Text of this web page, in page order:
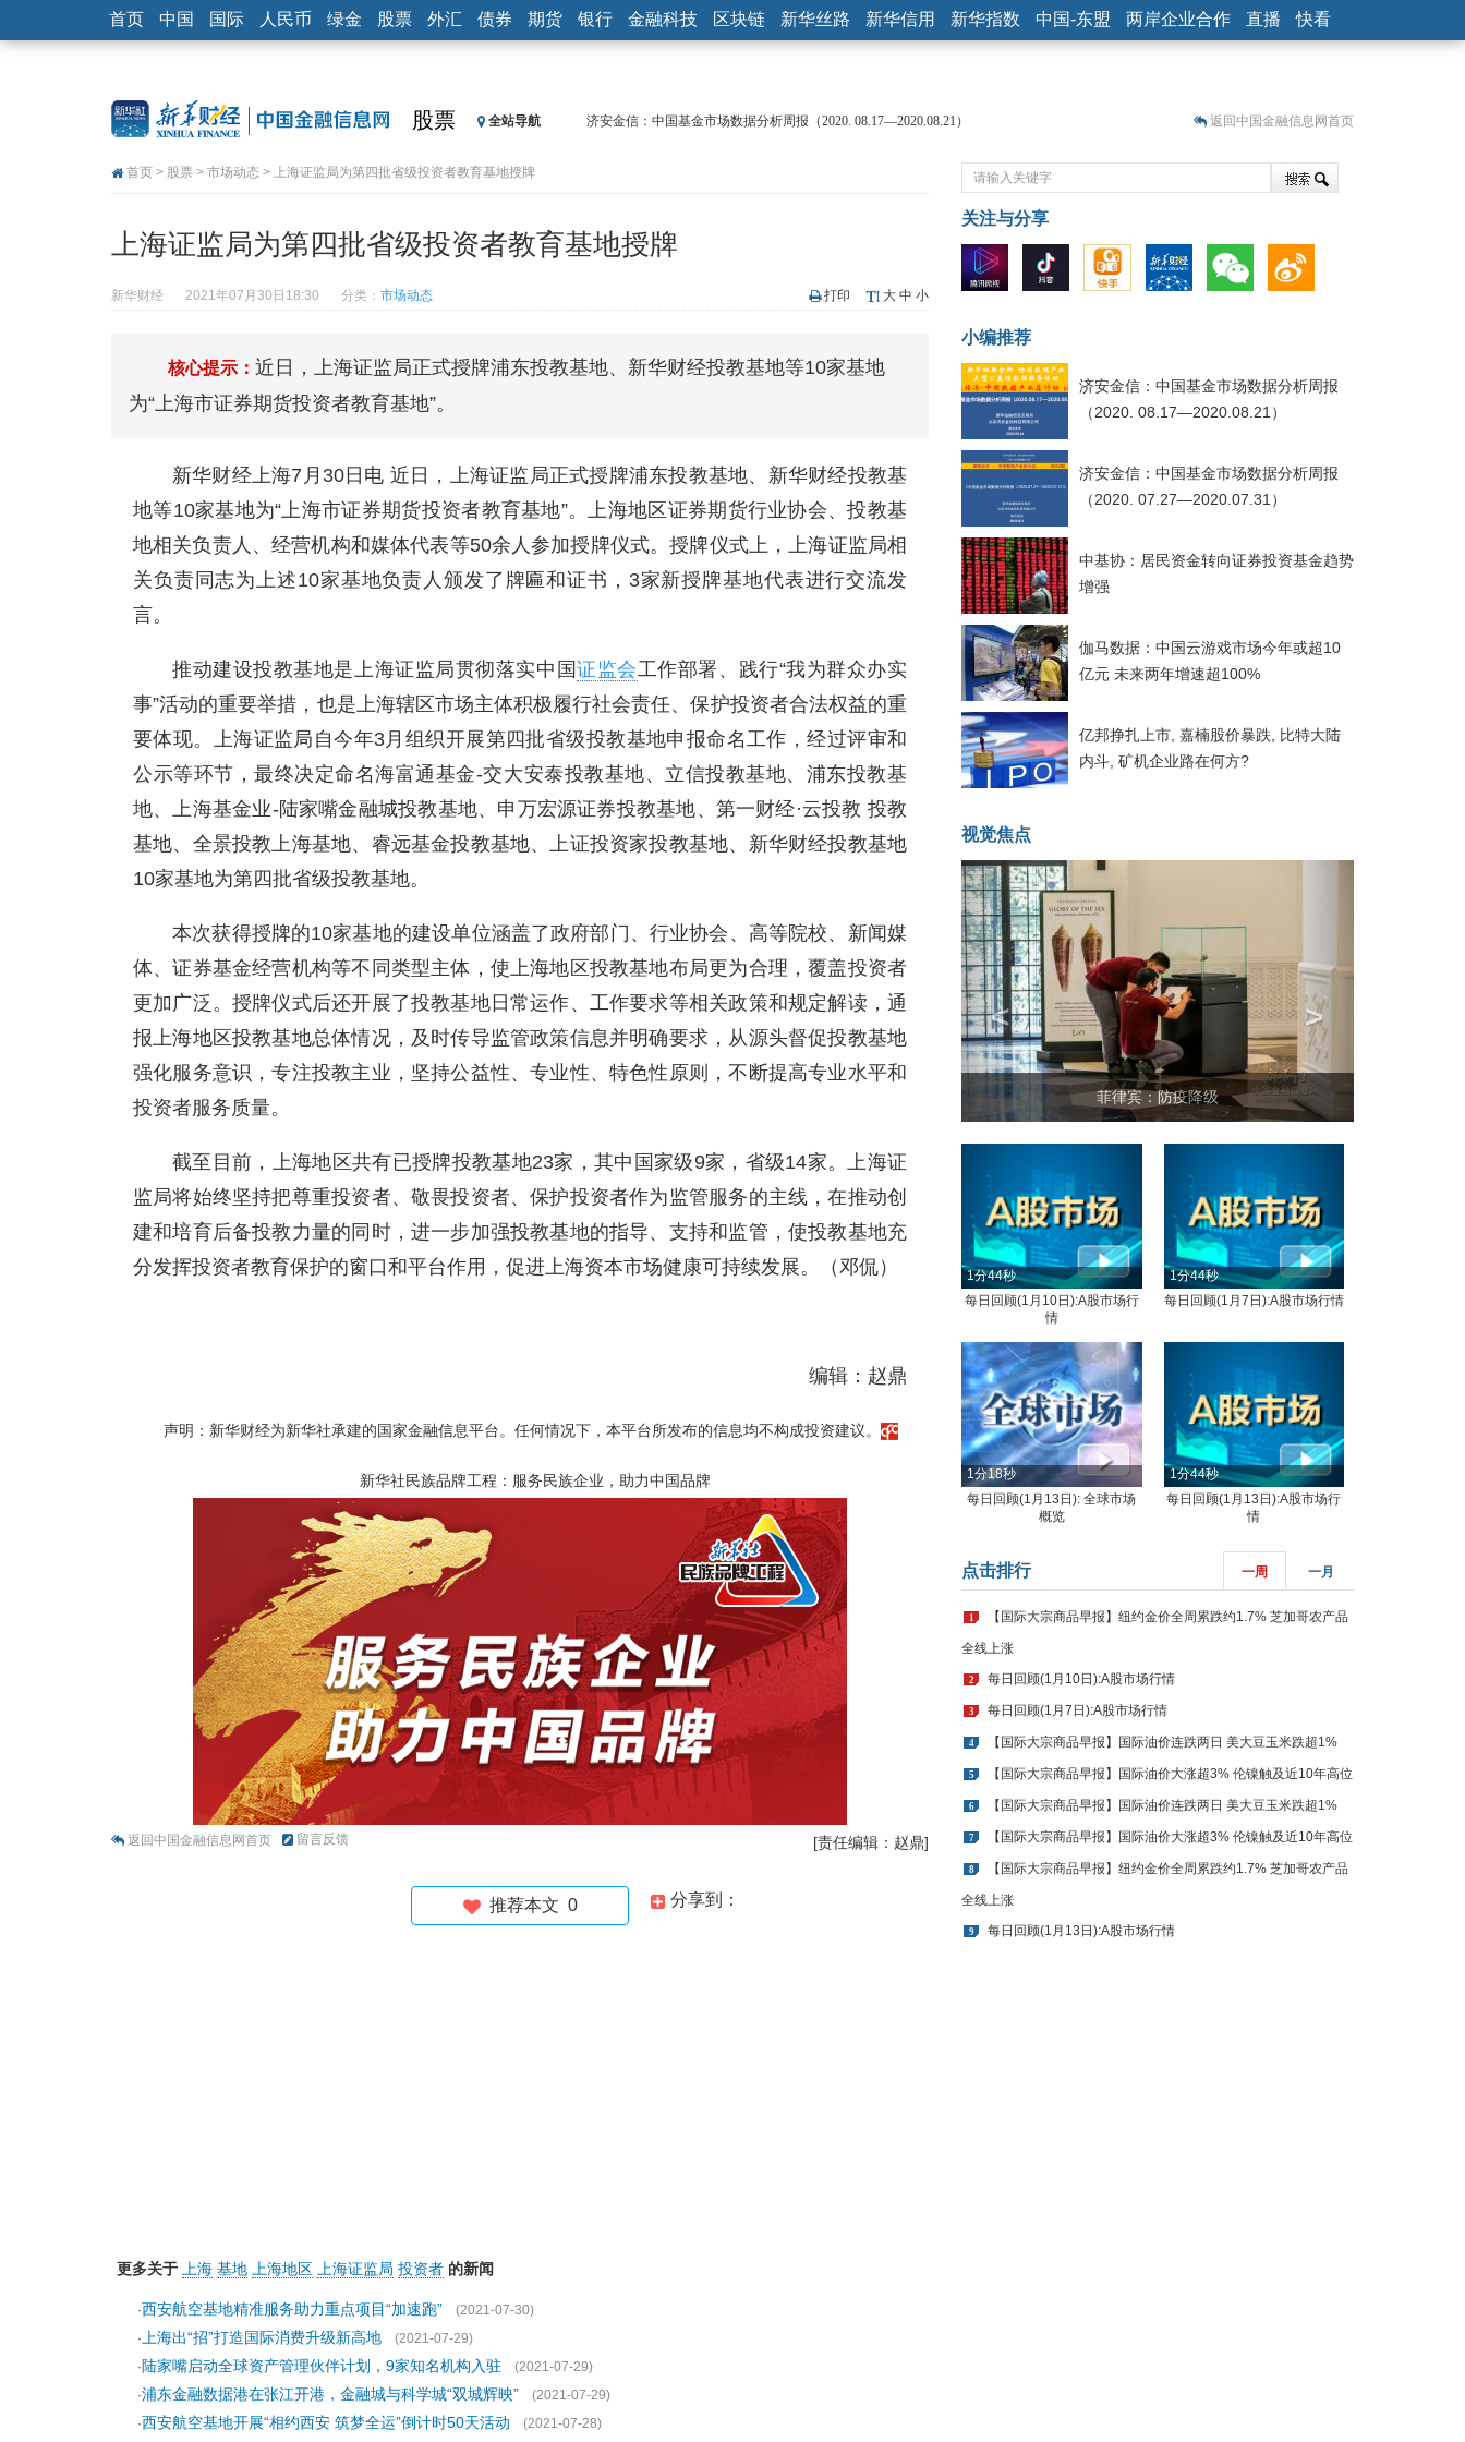
首页 中国 国际 人民币 绿金 股票 外汇 债券 期货 银行 金融科技 区块链 新华丝路 新华信用 新华指数 中国-东盟 两岸企业合作 直播 快看
股票 全站导航
济安金信：中国基金市场数据分析周报（2020. 08.17—2020.08.21）
济安金信：中国基金市场数据分析周报（2020. 07.27—2020.07.31）
【新华财经调查】同业存单、结构性存款玩起“跷跷板” 结构性失衡藏
央行公开市场净投放300亿元 短端资金利率明显下行
恒生聚源：北斗收官之星发射成功，全产业链解析
返回中国金融信息网首页
首页 > 股票 > 市场动态 > 上海证监局为第四批省级投资者教育基地授牌
上海证监局为第四批省级投资者教育基地授牌
新华财经 2021年07月30日18:30 分类： 市场动态 打印 大 中 小
核心提示： 近日，上海证监局正式授牌浦东投教基地、新华财经投教基地等10家基地
为“上海市证券期货投资者教育基地”。
新华财经上海7月30日电 近日，上海证监局正式授牌浦东投教基地、新华财经投教基
地等10家基地为“上海市证券期货投资者教育基地”。上海地区证券期货行业协会、投教基
地相关负责人、经营机构和媒体代表等50余人参加授牌仪式。授牌仪式上，上海证监局相
关负责同志为上述10家基地负责人颁发了牌匾和证书，3家新授牌基地代表进行交流发
言。
推动建设投教基地是上海证监局贯彻落实中国证监会工作部署、践行“我为群众办实
事”活动的重要举措，也是上海辖区市场主体积极履行社会责任、保护投资者合法权益的重
要体现。上海证监局自今年3月组织开展第四批省级投教基地申报命名工作，经过评审和
公示等环节，最终决定命名海富通基金-交大安泰投教基地、立信投教基地、浦东投教基
地、上海基金业-陆家嘴金融城投教基地、申万宏源证券投教基地、第一财经·云投教 投教
基地、全景投教上海基地、睿远基金投教基地、上证投资家投教基地、新华财经投教基地
10家基地为第四批省级投教基地。
本次获得授牌的10家基地的建设单位涵盖了政府部门、行业协会、高等院校、新闻媒
体、证券基金经营机构等不同类型主体，使上海地区投教基地布局更为合理，覆盖投资者
更加广泛。授牌仪式后还开展了投教基地日常运作、工作要求等相关政策和规定解读，通
报上海地区投教基地总体情况，及时传导监管政策信息并明确要求，从源头督促投教基地
强化服务意识，专注投教主业，坚持公益性、专业性、特色性原则，不断提高专业水平和
投资者服务质量。
截至目前，上海地区共有已授牌投教基地23家，其中国家级9家，省级14家。上海证
监局将始终坚持把尊重投资者、敬畏投资者、保护投资者作为监管服务的主线，在推动创
建和培育后备投教力量的同时，进一步加强投教基地的指导、支持和监管，使投教基地充
分发挥投资者教育保护的窗口和平台作用，促进上海资本市场健康可持续发展。（邓侃）
编辑：赵鼎
声明：新华财经为新华社承建的国家金融信息平台。任何情况下，本平台所发布的信息均不构成投资建议。
新华社民族品牌工程：服务民族企业，助力中国品牌
返回中国金融信息网首页 留言反馈 [责任编辑：赵鼎]
分享到：
推荐本文 0
更多关于 上海 基地 上海地区 上海证监局 投资者 的新闻
·西安航空基地精准服务助力重点项目“加速跑”
(2021-07-30)
· 上海出“招”打造国际消费升级新高地
(2021-07-29)
· 陆家嘴启动全球资产管理伙伴计划，9家知名机构入驻
(2021-07-29)
·浦东金融数据港在张江开港，金融城与科学城“双城辉映”
(2021-07-29)
·西安航空基地开展“相约西安 筑梦全运”倒计时50天活动 (2021-07-28)
关注与分享
小编推荐
济安金信：中国基金市场数据分析周报
（2020. 08.17—2020.08.21）
济安金信：中国基金市场数据分析周报
（2020. 07.27—2020.07.31）
中基协：居民资金转向证券投资基金趋势
增强
伽马数据：中国云游戏市场今年或超10
亿元 未来两年增速超100%
亿邦挣扎上市, 嘉楠股价暴跌, 比特大陆
内斗, 矿机企业路在何方?
视觉焦点
菲律宾：防疫降级
< >
1分44秒
每日回顾(1月10日):A股市场行
情
1分44秒
每日回顾(1月7日):A股市场行情
1分18秒
每日回顾(1月13日): 全球市场
概览
1分44秒
每日回顾(1月13日):A股市场行
情
点击排行 一周 一月
1 【国际大宗商品早报】纽约金价全周累跌约1.7% 芝加哥农产品
全线上涨
2 每日回顾(1月10日):A股市场行情
3 每日回顾(1月7日):A股市场行情
4 【国际大宗商品早报】国际油价连跌两日 美大豆玉米跌超1%
5 【国际大宗商品早报】国际油价大涨超3% 伦镍触及近10年高位
6 【国际大宗商品早报】国际油价连跌两日 美大豆玉米跌超1%
7 【国际大宗商品早报】国际油价大涨超3% 伦镍触及近10年高位
8 【国际大宗商品早报】纽约金价全周累跌约1.7% 芝加哥农产品
全线上涨
9 每日回顾(1月13日):A股市场行情